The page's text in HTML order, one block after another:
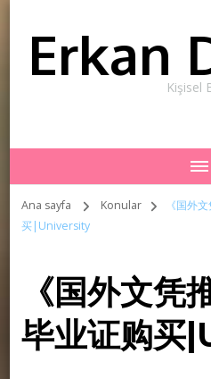
ErkanKişisel
Ana sayfa Konular
《国外
买|University
《国外文凭
毕业证购